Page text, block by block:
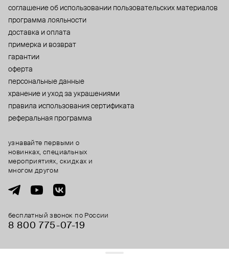
cоглашение об использовании пользовательских материалов
программа лояльности
доставка и оплата
примерка и возврат
гарантии
оферта
персональные данные
хранение и уход за украшениями
правила использования сертификата
реферальная программа
бесплатный звонок по России
8 800 775⁠-07⁠-19
узнавайте первыми о
новинках, специальных
мероприятиях, скидках и
многом другом